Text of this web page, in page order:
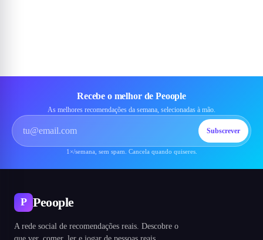
Recebe o melhor de Peoople
As melhores recomendações da semana, selecionadas à mão.
Subscrever
1×/semana, sem spam. Cancela quando quiseres.
P Peoople
A rede social de recomendações reais. Descobre o